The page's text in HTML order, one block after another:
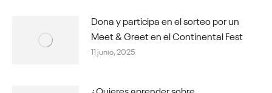
Dona y participa en el sorteo por un
Meet & Greet en el Continental Fest
11 junio, 2025
¿Quieres aprender sobre